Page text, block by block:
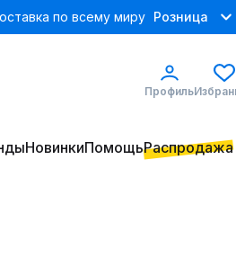
по всему миру Розница
Профиль
НовинкиПомощьРаспродажа